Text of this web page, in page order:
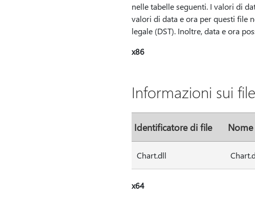
nelle tabelle seguenti. I valori di
valori di data e ora per questi file
legale (DST). Inoltre, data e ora
x86
Informazioni sui
Identificatore di file Nome
Chart.dll
x64